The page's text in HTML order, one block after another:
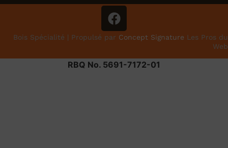
Bois Spécialité | Propulsé par Concept Signature Les Pros du
Web
RBQ No. 5691-7172-01